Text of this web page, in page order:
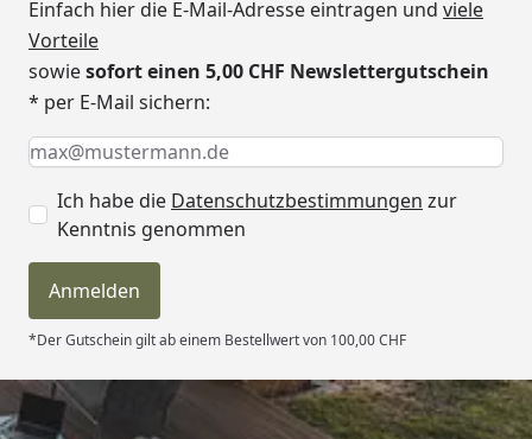
Einfach hier die E-Mail-Adresse eintragen und viele
Vorteile
sowiesofort einen 5,00 CHF Newslettergutschein
* per E-Mail sichern:
Keine Eingabe erforderlich
Eingabe erforderlich
E-Mail *
Ich habe die Datenschutzbestimmungen zur
Kenntnis genommen
Anmelden
*Der Gutschein gilt ab einem Bestellwert von 100,00 CHF